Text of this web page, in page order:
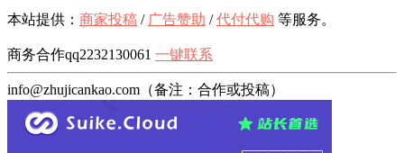
本站提供： 商家投稿 / 广告赞助 /代付代购 等服务。
商务合作qq2232130061 一键联系
info@zhujicankao.com（备注：合作或投稿）